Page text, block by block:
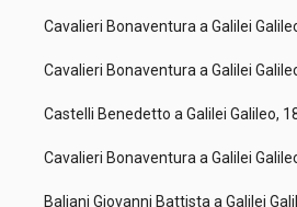
Cavalieri Bonaventura a Galilei
Cavalieri Bonaventura a Galilei
Castelli Benedetto a Galilei Galileo,
Cavalieri Bonaventura a Galilei
Baliani Giovanni Battista a Galilei